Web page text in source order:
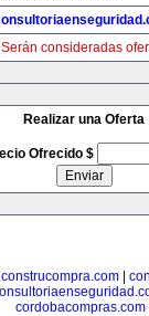
Serán consideradas
Realizar una Oferta
Ofrecido $
construcompra.com
cordobacompras.com